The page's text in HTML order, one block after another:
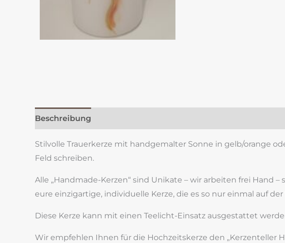
Beschreibung
Stilvolle Trauerkerze mit handgemalter Sonne in gelb/orange
Feld schreiben.
Alle „Handmade-Kerzen“ sind Unikate – wir arbeiten frei
eure einzigartige, individuelle Kerze, die es so nur einmal auf
Diese Kerze kann mit einen Teelicht-Einsatz ausgestattet
Wir empfehlen Ihnen für die Hochzeitskerze den „Kerzenteller